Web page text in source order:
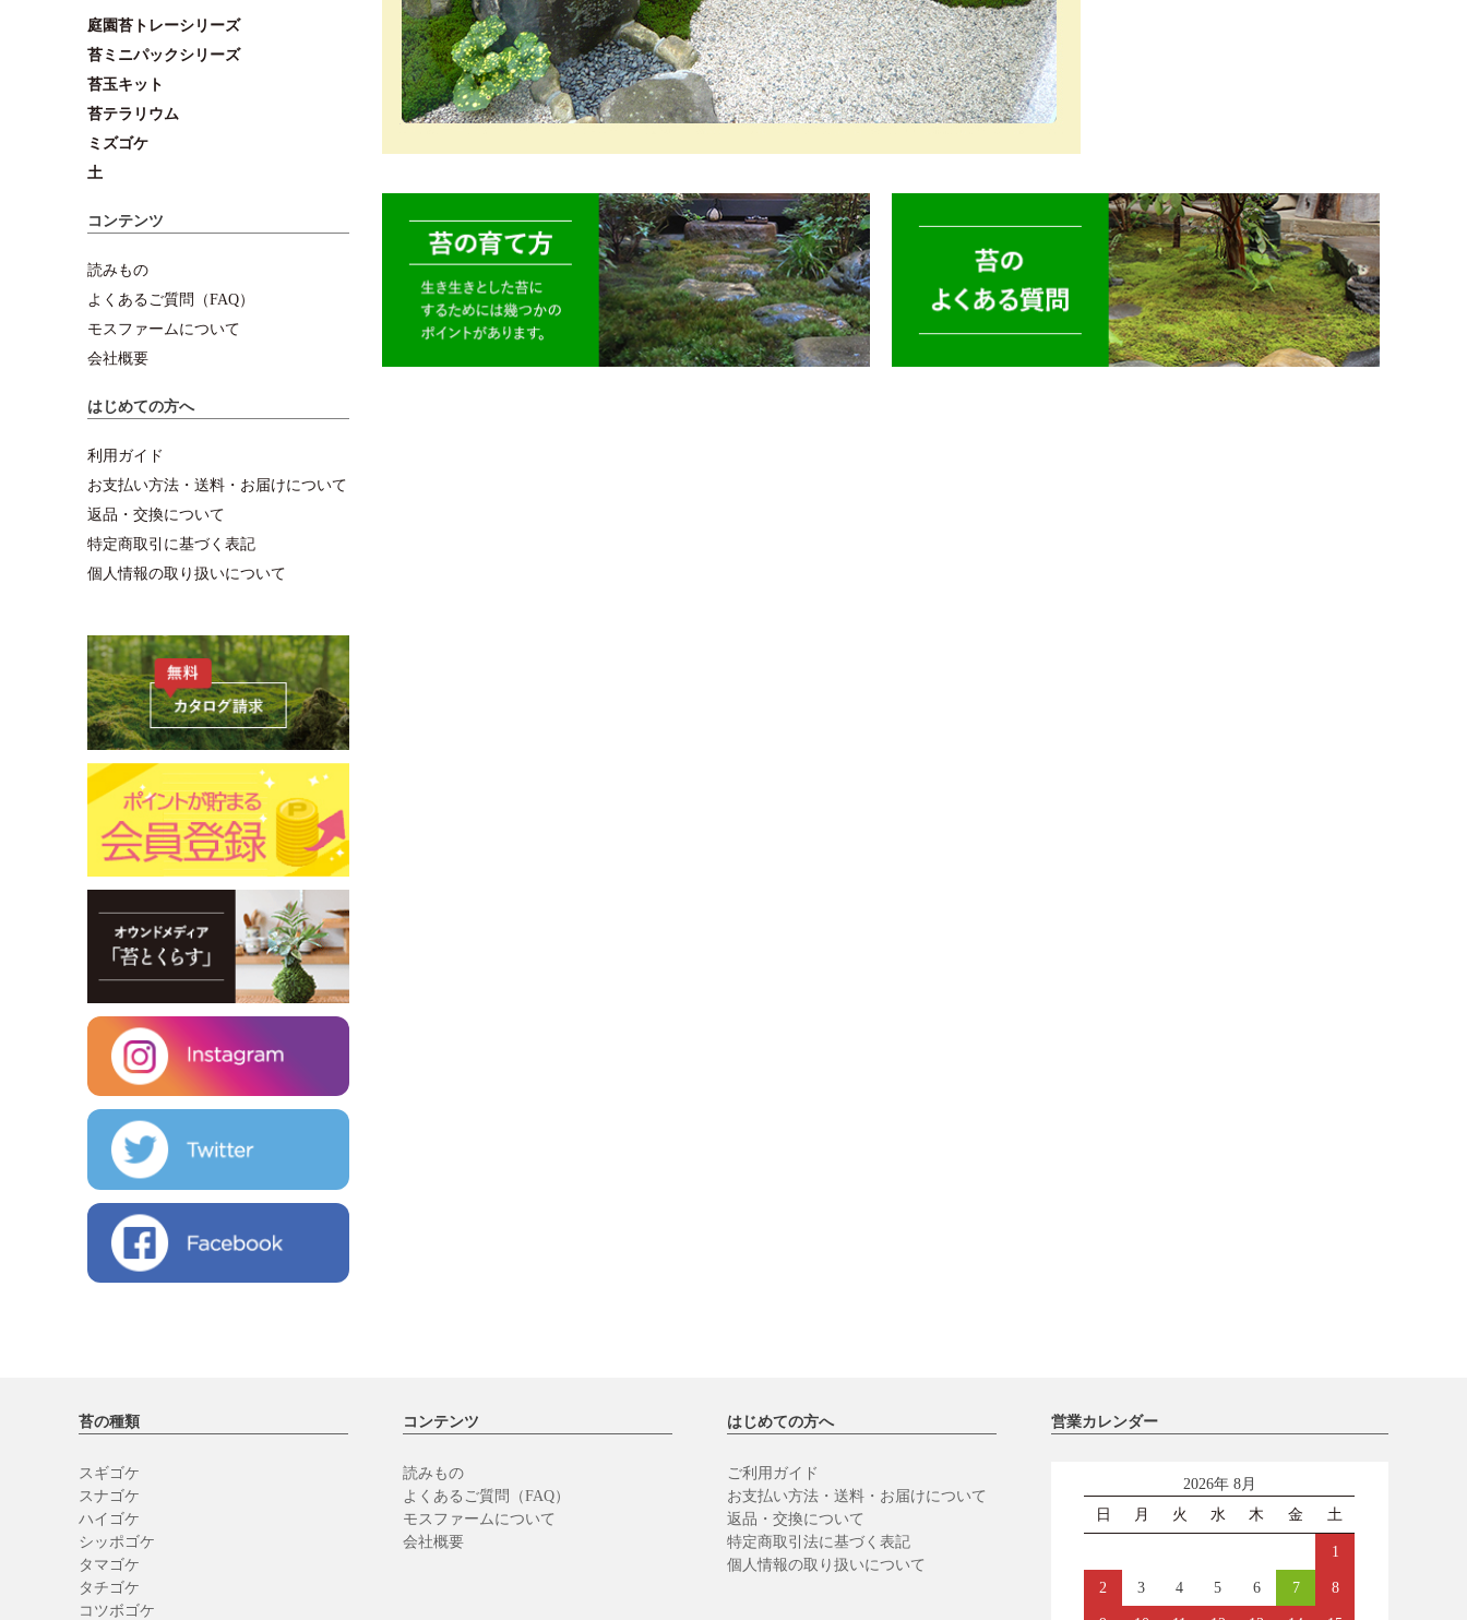
庭園苔トレーシリーズ
苔ミニパックシリーズ
苔玉キット
苔テラリウム
ミズゴケ
土
コンテンツ
読みもの
よくあるご質問（FAQ）
モスファームについて
会社概要
はじめての方へ
利用ガイド
お支払い方法・送料・お届けについて
返品・交換について
特定商取引に基づく表記
個人情報の取り扱いについて
苔の種類
スギゴケ
スナゴケ
ハイゴケ
シッポゴケ
タマゴケ
タチゴケ
コツボゴケ
コンテンツ
読みもの
よくあるご質問（FAQ）
モスファームについて
会社概要
はじめての方へ
ご利用ガイド
お支払い方法・送料・お届けについて
返品・交換について
特定商取引法に基づく表記
個人情報の取り扱いについて
営業カレンダー
2026年 8月
日
月 火 水 木 金 土
1
2 3 4 5 6 7 8